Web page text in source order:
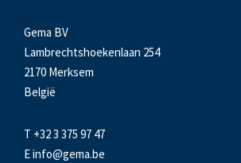
Gema BV
Lambrechtshoekenlaan 254
2170 Merksem
België
T +32 3 375 97 47
Einfo@gema.be